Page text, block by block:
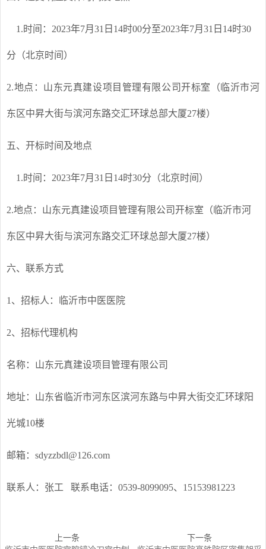
1.时间：2023年7月31日14时00分至2023年7月31日14时30
分（北京时间）
2.地点：山东元真建设项目管理有限公司开标室（临沂市河
东区中昇大街与滨河东路交汇环球总部大厦27楼）
五、开标时间及地点
1.时间：2023年7月31日14时30分（北京时间）
2.地点：山东元真建设项目管理有限公司开标室（临沂市河
东区中昇大街与滨河东路交汇环球总部大厦27楼）
六、联系方式
1、招标人：临沂市中医医院
2、招标代理机构
名称：山东元真建设项目管理有限公司
地址：山东省临沂市河东区滨河东路与中昇大街交汇环球阳
光城10楼
邮箱：sdyzzbdl@126.com
联系人：张工 联系电话：0539-8099095、15153981223
上一条
下一条